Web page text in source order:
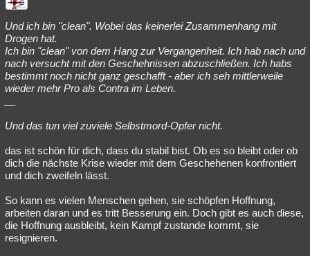
Und ich bin "clean". Wobei das keinerlei Zusammenhang mit
Drogen hat.
Ich bin "clean" von dem Hang zur Vergangenheit. Ich hab nach und
nach versucht mit den Geschehnissen abzuschließen. Ich habs
bestimmt noch nicht ganz geschafft - aber ich seh mittlerweile
wieder mehr Pro als Contra im Leben.
Und das tun viel zuviele Selbstmord-Opfer nicht.
das ist schön für dich, dass du stabil bist. Ob es so bleibt oder ob
dich die nächste Krise wieder mit dem Geschehenen konfrontiert
und dich zweifeln lässt.
So kann es vielen Menschen gehen, sie schöpfen Hoffnung,
arbeiten daran und es tritt Besserung ein. Doch gibt es auch diese,
die Hoffnung ausbleibt, kein Kampf zustande kommt, sie
resignieren.